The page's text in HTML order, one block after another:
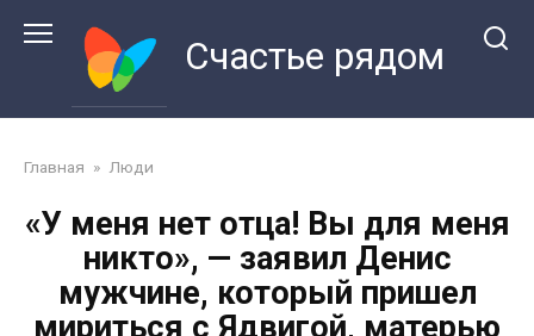
Счастье рядом
Главная » Люди
«У меня нет отца! Вы для меня
никто», — заявил Денис
мужчине, который пришел
мириться с Ядвигой, матерью